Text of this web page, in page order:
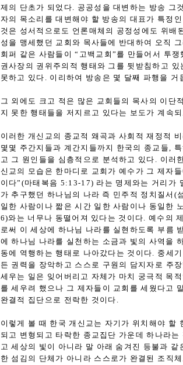
제의 단초가 되었다. 공공성을 대변하는 방송 그
자의 목소리를 대변해야 할 방송의 대표가 특정
것은 성서적으로도 언론매체의 공정성에도 위
성을 맹세했던 교회와 목사들에 반대하여 오직
회퍼 같은 사람들이 “고백교회”를 만들어서 투
권사장의 권위주의적 행태와 그를 뒷받침하고
못하고 있다. 이리하여 방송은 몇 달째 파행을 거
그 외에도 크고 적은 많은 교회들의 목사의 이단
지 못한 행태들을 저지르고 있다는 보도가 계속
이러한 개신교의 종교적 왜곡과 사회적 재정적
몇몇 주간지들과 계간지들까지 한국의 종교들,
고 그 원인들을 심층적으로 분석하고 있다. 이러
신교의 모습은 한마디로 교회가 예수가 그 제자
이다”(마태복음 5:13-17) 라는 명제와는 거리가
가 추구했던 하나님의 나라 즉 민주적 정치질서
일한 사람이나 짧은 시간 일한 사람이나 동일한
6)와는 너무나 동떨어져 있다는 것이다. 예수의
로써 이 세상에 하나님 나라를 실현하도록 부름
에 하나님 나라를 실천하는 소금과 빛의 사역을
동에 역행하는 행태로 나아갔다는 것이다. 중세
든 권력을 장악하고 스스로 구원의 담지자로 주
세우는 일은 잊어버리고 자체가 마치 궁극적 목
를 세우려 했으나 그 제자들이 교회를 세웠다고
완결적 집단으로 전락한 것이다.
이렇게 볼 때 한국 개신교는 자기가 위치해야 할
되고 변형되고 타락한 종교집단 가운데 하나라
고 세상의 빛이 아니라 말 아래 숨겨진 등불과
한 섬김의 단체가 아니라 스스로가 완결된 조직